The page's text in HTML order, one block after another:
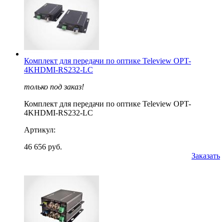
Комплект для передачи по оптике Teleview OPT-
4KHDMI-RS232-LC
только под заказ!
Комплект для передачи по оптике Teleview OPT-
4KHDMI-RS232-LC
Артикул:
46 656 руб.
Заказать